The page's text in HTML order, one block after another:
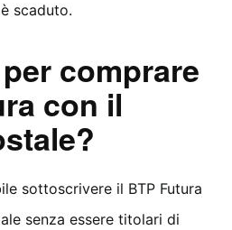
scaduto.
comprare
con il
sottoscrivere il BTP Futura
senza essere titolari di